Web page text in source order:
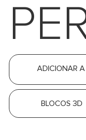
ADICIONAR
BLOCOS 3D